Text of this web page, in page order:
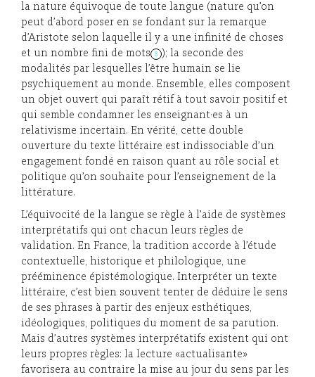
la nature équivoque de toute langue (nature qu’on
peut d’abord poser en se fondant sur la remarque
d’Aristote selon laquelle il y a une infinité de choses
et un nombre fini de mots
8
); la seconde des
modalités par lesquelles l’être humain se lie
psychiquement au monde. Ensemble, elles composent
un objet ouvert qui paraît rétif à tout savoir positif et
qui semble condamner les enseignant·es à un
relativisme incertain. En vérité, cette double
ouverture du texte littéraire est indissociable d’un
engagement fondé en raison quant au rôle social et
politique qu’on souhaite pour l’enseignement de la
littérature.
L’équivocité de la langue se règle à l’aide de systèmes
interprétatifs qui ont chacun leurs règles de
validation. En France, la tradition accorde à l’étude
contextuelle, historique et philologique, une
prééminence épistémologique. Interpréter un texte
littéraire, c’est bien souvent tenter de déduire le sens
de ses phrases à partir des enjeux esthétiques,
idéologiques, politiques du moment de sa parution.
Mais d’autres systèmes interprétatifs existent qui ont
leurs propres règles: la lecture «actualisante»
favorisera au contraire la mise au jour du sens par les